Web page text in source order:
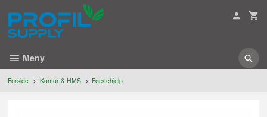
innholdet
Meny
Forside Kontor & HMS Førstehjelp